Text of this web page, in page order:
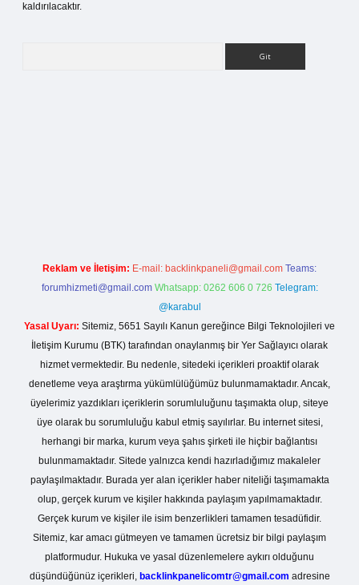
kaldırılacaktır.
Reklam ve İletişim: E-mail: backlinkpaneli@gmail.com Teams:
forumhizmeti@gmail.com Whatsapp: 0262 606 0 726 Telegram:
@karabul
Yasal Uyarı: Sitemiz, 5651 Sayılı Kanun gereğince Bilgi Teknolojileri ve
İletişim Kurumu (BTK) tarafından onaylanmış bir Yer Sağlayıcı olarak
hizmet vermektedir. Bu nedenle, sitedeki içerikleri proaktif olarak
denetleme veya araştırma yükümlülüğümüz bulunmamaktadır. Ancak,
üyelerimiz yazdıkları içeriklerin sorumluluğunu taşımakta olup, siteye
üye olarak bu sorumluluğu kabul etmiş sayılırlar. Bu internet sitesi,
herhangi bir marka, kurum veya şahıs şirketi ile hiçbir bağlantısı
bulunmamaktadır. Sitede yalnızca kendi hazırladığımız makaleler
paylaşılmaktadır. Burada yer alan içerikler haber niteliği taşımamakta
olup, gerçek kurum ve kişiler hakkında paylaşım yapılmamaktadır.
Gerçek kurum ve kişiler ile isim benzerlikleri tamamen tesadüfidir.
Sitemiz, kar amacı gütmeyen ve tamamen ücretsiz bir bilgi paylaşım
platformudur. Hukuka ve yasal düzenlemelere aykırı olduğunu
düşündüğünüz içerikleri, backlinkpanelicomtr@gmail.com adresine